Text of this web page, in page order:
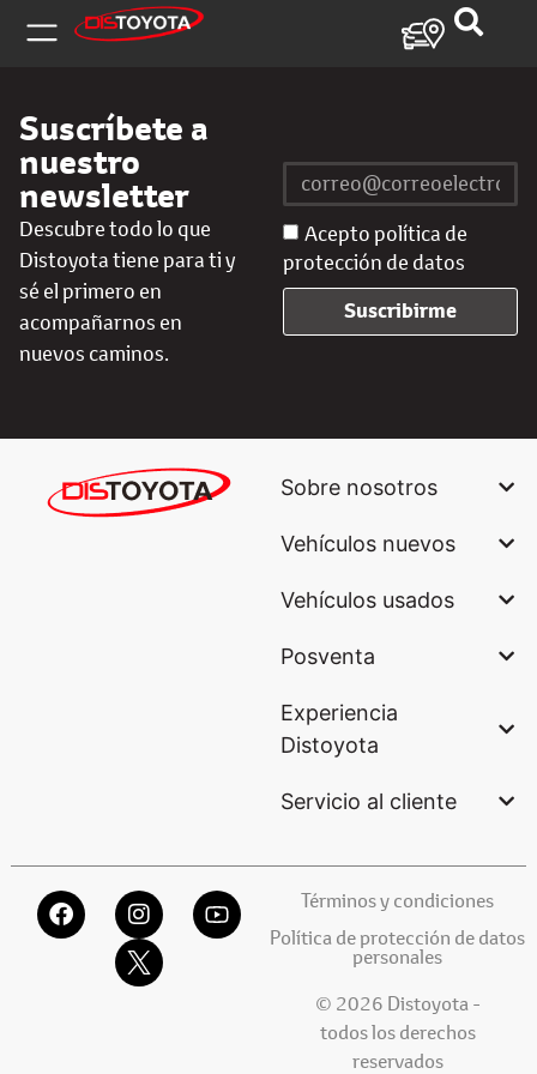
Suscríbete a
nuestro
newsletter
Descubre todo lo que
Distoyota tiene para ti y
sé el primero en
acompañarnos en
nuevos caminos.
Acepto política de
protección de datos
Suscribirme
Sobre nosotros
Vehículos nuevos
Vehículos usados
Posventa
Experiencia
Distoyota
Servicio al cliente
Términos y condiciones
Política de protección de datos
personales
© 2026 Distoyota -
todos los derechos
reservados